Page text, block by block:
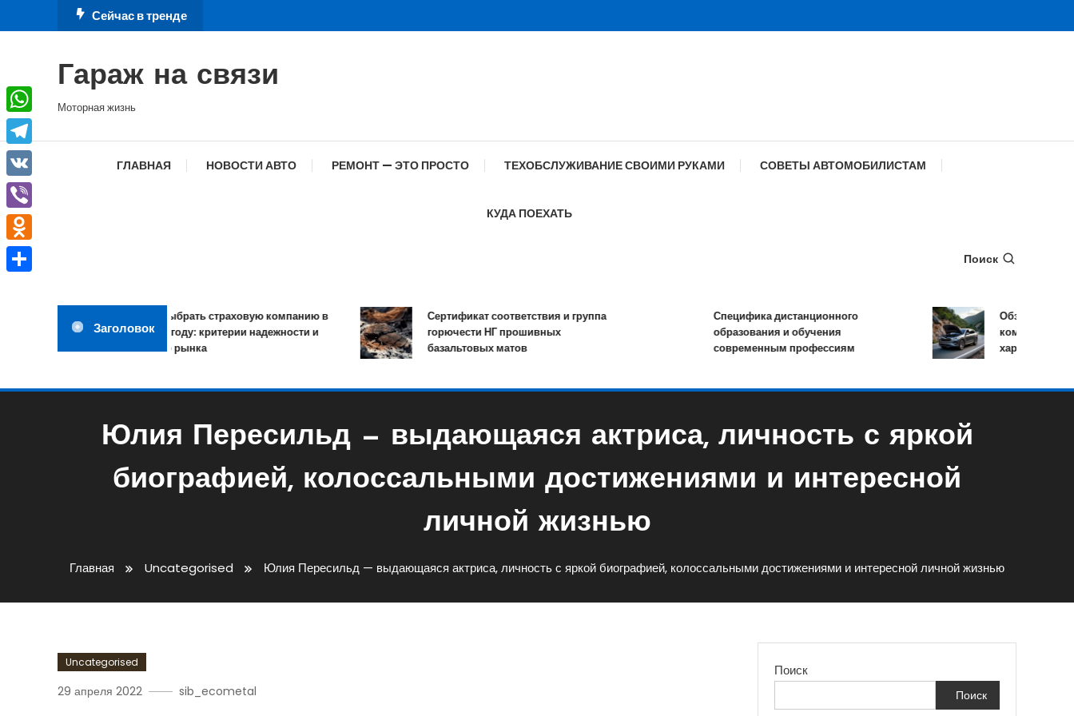
к
Сейчас в тренде
Гараж на связи
Моторная жизнь
ГЛАВНАЯ НОВОСТИ АВТО РЕМОНТ — ЭТО ПРОСТО ТЕХОБСЛУЖИВАНИЕ СВОИМИ РУКАМИ СОВЕТЫ АВТОМОБИЛИСТАМ
КУДА ПОЕХАТЬ
Поиск
Заголовок
Как выбрать страховую компанию в
2026 году: критерии надежности и
обзор рынка
Сертификат соответствия и группа
горючести НГ прошивных
базальтовых матов
Специфика дистанционного
образования и обучения
современным профессиям
Обзор TANK 500:
комплектации и
характеристики
Юлия Пересильд — выдающаяся актриса, личность с яркой
биографией, колоссальными достижениями и интересной
личной жизнью
Главная Uncategorised Юлия Пересильд — выдающаяся актриса, личность с яркой биографией, колоссальными достижениями и интересной личной жизнью
Uncategorised
29 апреля 2022 sib_ecometal
Поиск
Поиск
WhatsApp
Telegram
VK
Viber
Odnoklassniki